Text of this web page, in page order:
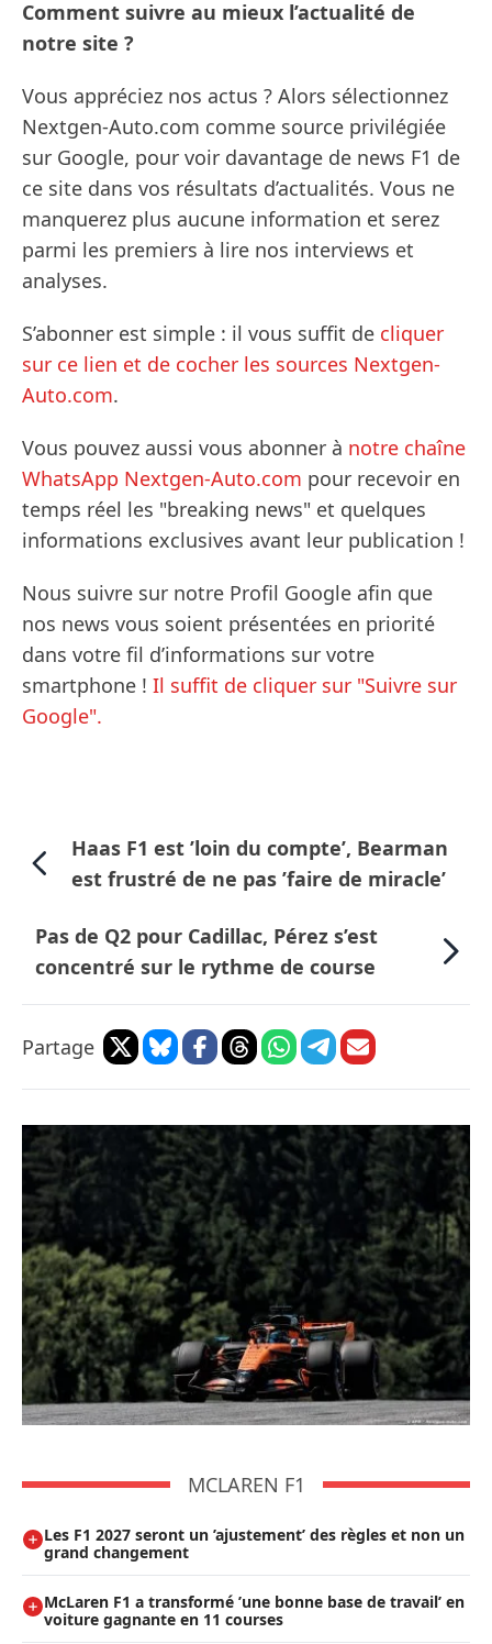
Comment suivre au mieux l’actualité de
notre site ?
Vous appréciez nos actus ? Alors sélectionnez
Nextgen-Auto.com comme source privilégiée
sur Google, pour voir davantage de news F1 de
ce site dans vos résultats d’actualités. Vous ne
manquerez plus aucune information et serez
parmi les premiers à lire nos interviews et
analyses.
S’abonner est simple : il vous suffit de cliquer
sur ce lien et de cocher les sources Nextgen-
Auto.com.
Vous pouvez aussi vous abonner à notre chaîne
WhatsApp Nextgen-Auto.com pour recevoir en
temps réel les "breaking news" et quelques
informations exclusives avant leur publication !
Nous suivre sur notre Profil Google afin que
nos news vous soient présentées en priorité
dans votre fil d’informations sur votre
smartphone ! Il suffit de cliquer sur "Suivre sur
Google".
Haas F1 est ’loin du compte’, Bearman
est frustré de ne pas ’faire de miracle’
Pas de Q2 pour Cadillac, Pérez s’est
concentré sur le rythme de course
Partage
MCLAREN F1
Les F1 2027 seront un ’ajustement’ des règles et non un
grand changement
McLaren F1 a transformé ’une bonne base de travail’ en
voiture gagnante en 11 courses